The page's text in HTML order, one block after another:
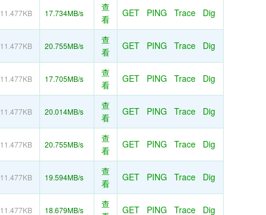
11.477KB 17.734MB/s
查
看
GET PING Trace Dig
11.477KB 20.755MB/s
查
看
GET PING Trace Dig
11.477KB 17.705MB/s
查
看
GET PING Trace Dig
11.477KB 20.014MB/s
查
看
GET PING Trace Dig
11.477KB 20.755MB/s
查
看
GET PING Trace Dig
11.477KB 19.594MB/s
查
看
GET PING Trace Dig
11.477KB 18.679MB/s
查
GET PING Trace Dig